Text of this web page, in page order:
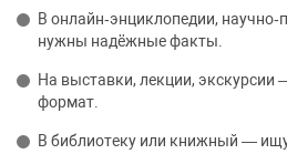
В онлайн‑энциклопедии,
нужны надёжные факты.
На выставки, лекции,
формат.
В библиотеку или книжный —